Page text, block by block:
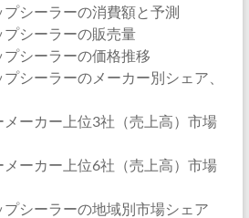
プシーラーの消費額と予測
プシーラーの販売量
プシーラーの価格推移
シーラーのメーカー別シェア、
メーカー上位3社（売上高）市場
メーカー上位6社（売上高）市場
プシーラーの地域別市場シェア